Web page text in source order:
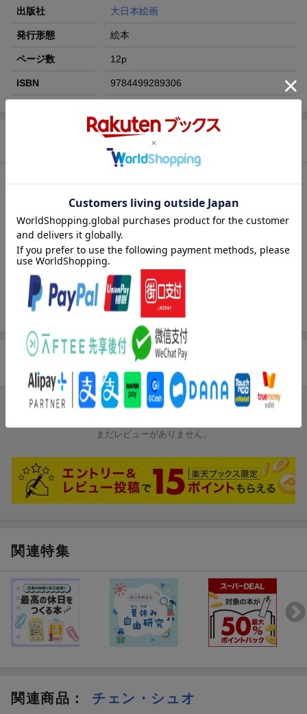
出版社 大日本絵画
発行形態 絵本
ページ数 12p
ISBN 9784499289306
内容紹介（JPROより）
ほんをめくってゆめのくに！本の判型からは想像できないポップ
アップにきっとおどろくことでしょう。
内容紹介（「BOOK」データベースより）
ちいさいけどあなどれない。さいこうにクールなポップアップの
しかけ。ほんをめくってゆめのくに！
ブックスのレビュー
まだレビューがありません。
関連特集
関連商品 ： チェン・シュオ